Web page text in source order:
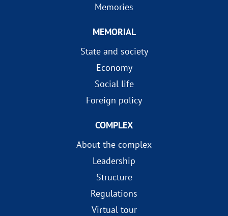
Memories
MEMORIAL
State and society
Economy
Social life
Foreign policy
COMPLEX
About the complex
Leadership
Structure
Regulations
Virtual tour